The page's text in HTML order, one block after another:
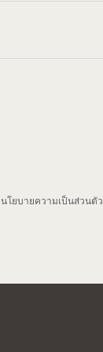
นโยบายความเป็นส่วนตัว